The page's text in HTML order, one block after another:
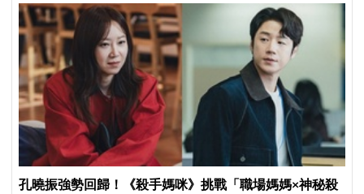
孔曉振強勢回歸！《殺手媽咪》挑戰「職場媽媽×神秘殺